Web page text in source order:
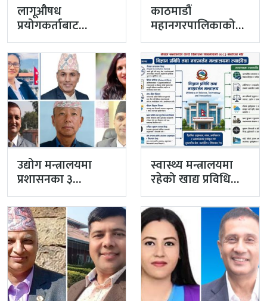
लागूऔषध
प्रयोगकर्ताबाट
सीसीएम उपाध्यक्ष
बनेका गुरुङको अवैध
इमेलले उठायो
अध्यक्ष…
काठमाडौं
महानगरपालिकाको
प्रमुख प्रशासकीय
अधिकृतमा अर्याल,
सहसचिव केसी
अख्तियारबाट ‘आउट’
उद्योग मन्त्रालयमा
प्रशासनका ३
सहसचिव फाजिलमा
स्वास्थ्य मन्त्रालयमा
रहेको खाद्य प्रविधि
तथा गुण नियन्त्रण
विभाग विज्ञान…